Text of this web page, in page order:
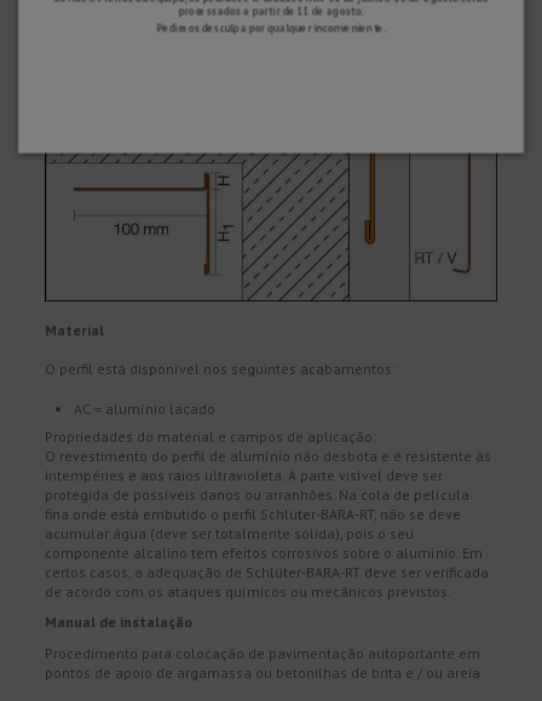
Material
O perfil está disponível nos seguintes acabamentos:
AC = alumínio lacado
Propriedades do material e campos de aplicação:
O revestimento do perfil de alumínio não desbota e é resistente às
intempéries e aos raios ultravioleta. A parte visível deve ser
protegida de possíveis danos ou arranhões. Na cola de película
fina onde está embutido o perfil Schlüter-BARA-RT, não se deve
acumular água (deve ser totalmente sólida), pois o seu
componente alcalino tem efeitos corrosivos sobre o alumínio. Em
certos casos, a adequação de Schlüter-BARA-RT deve ser verificada
de acordo com os ataques químicos ou mecânicos previstos.
Manual de instalação
Procedimento para colocação de pavimentação autoportante em
pontos de apoio de argamassa ou betonilhas de brita e / ou areia
processados ​​a partir de 11 de agosto.
Pedimos desculpa por qualquer inconveniente.